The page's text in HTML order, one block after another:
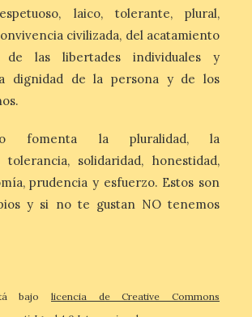
El Ayuntamiento de La
Bañeza designa a Arturo
Martínez Matilla como
2026. Tendrá lugar este
a las 21,00 horas en el
la Cerveza
Astorga
una gran
público
laico, tolerante, plural,
civilizada, del acatamiento
las libertades individuales y
dignidad de la persona y de los
fomenta la pluralidad, la
tolerancia, solidaridad, honestidad,
prudencia y esfuerzo. Estos son
y si no te gustan NO tenemos
bajo licencia de Creative Commons